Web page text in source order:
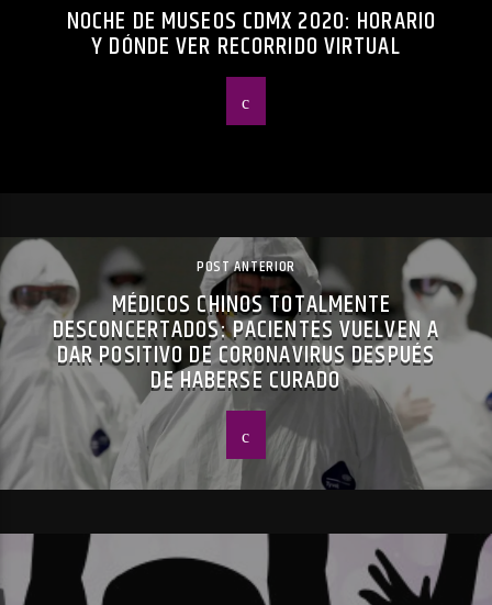
NOCHE DE MUSEOS CDMX 2020: HORARIO
Y DÓNDE VER RECORRIDO VIRTUAL
POST ANTERIOR
MÉDICOS CHINOS TOTALMENTE
DESCONCERTADOS: PACIENTES VUELVEN A
DAR POSITIVO DE CORONAVIRUS DESPUÉS
DE HABERSE CURADO